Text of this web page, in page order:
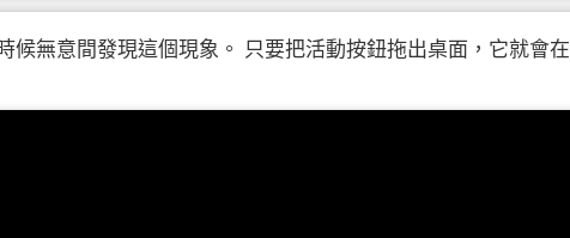
候無意間發現這個現象。 只要把活動按鈕拖出桌面，它就會在